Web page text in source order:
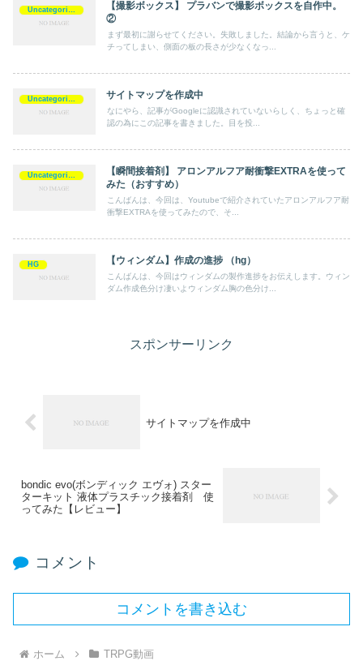
Uncategorized
【撮影ボックス】 プラバンで撮影ボックスを自作中。
②
まず最初に謝らせてください。失敗しました。結論から言うと、ケ
チってしまい、側面の板の長さが少なくなっ...
Uncategorized サイトマップを作成中
なにやら、記事がGoogleに認識されていないらしく、ちょっと確
認の為にこの記事を書きました。目を投...
Uncategorized
【瞬間接着剤】 アロンアルフア耐衝撃EXTRAを使って
みた（おすすめ）
こんばんは、今回は、Youtubeで紹介されていたアロンアルフア耐
衝撃EXTRAを使ってみたので、そ...
HG 【ウィンダム】作成の進捗 （hg）
こんばんは、今回はウィンダムの製作進捗をお伝えします。ウィン
ダム作成色分け凄いよウィンダム胸の色分け...
スポンサーリンク
サイトマップを作成中
bondic evo(ボンディック エヴォ) スター
ターキット 液体プラスチック接着剤 使
ってみた【レビュー】
コメント
コメントを書き込む
ホーム TRPG動画